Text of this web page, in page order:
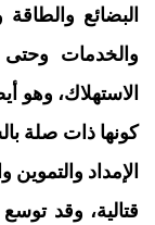
البضائع
والخدمات
الاستهلاك، وهو
كونها ذات صلة
الإمداد والتموين
قتالية، وقد